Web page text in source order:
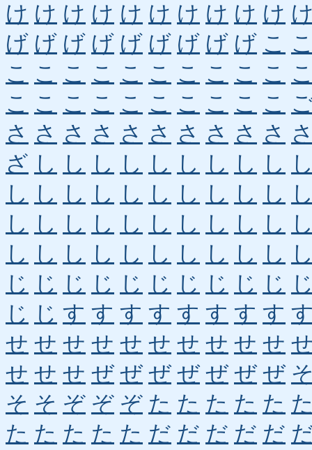
け け け け け け け け け け
げ げ げ げ げ げ げ げ げ こ
こ こ こ こ こ こ こ こ こ こ
こ こ こ こ こ こ こ こ こ こ
さ さ さ さ さ さ さ さ さ さ
ざ し し し し し し し し し
し し し し し し し し し し
し し し し し し し し し し
し し し し し し し し し し
じ じ じ じ じ じ じ じ じ じ
じ じ す す す す す す す す
せ せ せ せ せ せ せ せ せ せ
せ せ せ ぜ ぜ ぜ ぜ ぜ ぜ ぜ
そ そ ぞ ぞ ぞ た た た た た
た た た た た だ だ だ だ だ